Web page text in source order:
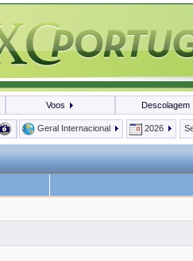
Voos Descolagem
Geral Internacional 2026